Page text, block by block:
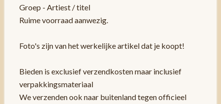
Groep - Artiest / titel
Ruime voorraad aanwezig.
Foto's zijn van het werkelijke artikel dat je koopt!
Bieden is exclusief verzendkosten maar inclusief
verpakkingsmateriaal
We verzenden ook naar buitenland tegen officieel